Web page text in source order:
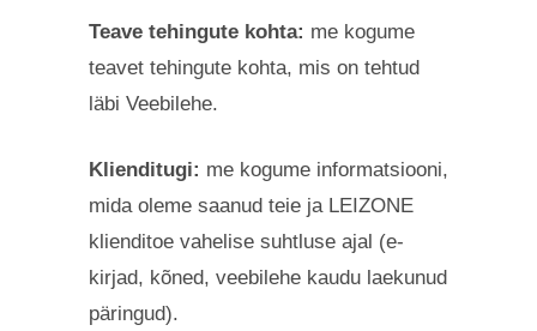
Teave tehingute kohta: me kogume
teavet tehingute kohta, mis on tehtud
läbi Veebilehe.
Klienditugi: me kogume informatsiooni,
mida oleme saanud teie ja LEIZONE
klienditoe vahelise suhtluse ajal (e-
kirjad, kõned, veebilehe kaudu laekunud
päringud).